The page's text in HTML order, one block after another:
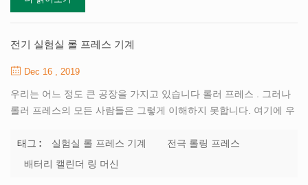
머신을 사용하고 있습니다. 최근 몇 년 동안 리튬 배터리 와인딩 머
술이 성숙하고 신뢰할 수 있고 저렴한 가격으로 판매 서비스가 매우
시의 적절하기 때문에 큰...
전기 실험실 롤 프레스 기계
Dec 16 , 2019
우리는 어느 정도 큰 공장을 가지고 있습니다 롤러 프레스 . 그러나
롤러 프레스의 모든 사람들은 그렇게 이해하지 못합니다. 여기에 우
방형 시멘트 밀 롤 그라인딩 시스템, 특히 새롭고 효율적인 프리 크
러싱으로 시스템을 사용하는 공정을 갖춘 프리 그라인딩 시스템으
태그 : 실험실 롤 프레스 기계
전극 롤링 프레스
배터리 캘린더 링 머신